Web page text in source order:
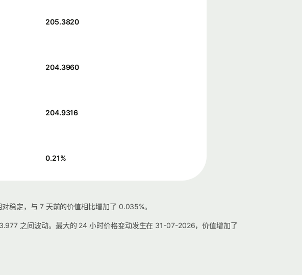
205.3820
204.3960
204.9316
0.21%
稳定，与 7 天前的价值相比增加了 0.035%。
之间波动。最大的 24 小时价格变动发生在 31-07-2026，价值增加了